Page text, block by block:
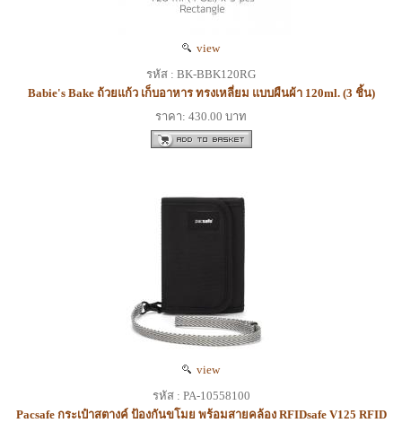
view
รหัส : BK-BBK120RG
Babie's Bake ถ้วยแก้ว เก็บอาหาร ทรงเหลี่ยม แบบผืนผ้า 120ml. (3 ชิ้น)
ราคา: 430.00 บาท
view
รหัส : PA-10558100
Pacsafe กระเป๋าสตางค์ ป้องกันขโมย พร้อมสายคล้อง RFIDsafe V125 RFID